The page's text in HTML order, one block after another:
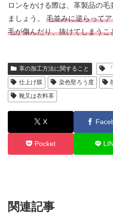
ロンをかける際は、革製品の
ましょう。 毛並みに逆らって
毛が傷んだり、抜けてしまうこ
革の加工方法に関すること
仕上げ膜
染色堅ろう度
靴又は衣料革
X
Pocket
関連記事